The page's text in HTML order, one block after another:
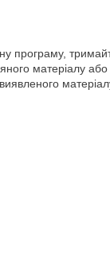
програму,
матеріалу